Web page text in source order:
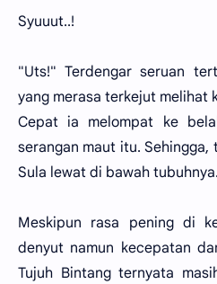
Syuuut..!
"Uts!" Terdengar seruan
yang merasa terkejut melihat
Cepat ia melompat ke
serangan maut itu. Sehingga,
Sula lewat di bawah tubuhnya.
Meskipun rasa pening di
denyut namun kecepatan
Tujuh Bintang ternyata